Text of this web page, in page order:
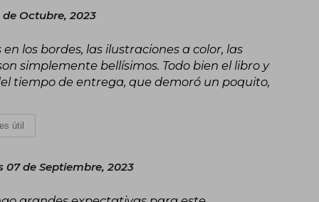
de Octubre, 2023
los bordes, las ilustraciones a color, las
simplemente bellísimos. Todo bien el libro y
tiempo de entrega, que demoró un poquito,
útil
07 de Septiembre, 2023